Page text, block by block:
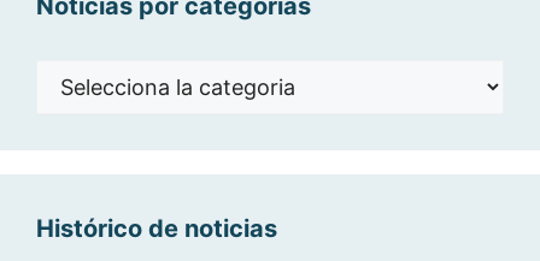
Noticias por categorías
Noticias
Histórico de noticias